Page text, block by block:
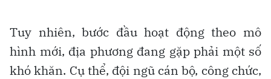
Tuy nhiên, bước đầu hoạt động theo mô
hình mới, địa phương đang gặp phải một số
khó khăn. Cụ thể, đội ngũ cán bộ, công chức,